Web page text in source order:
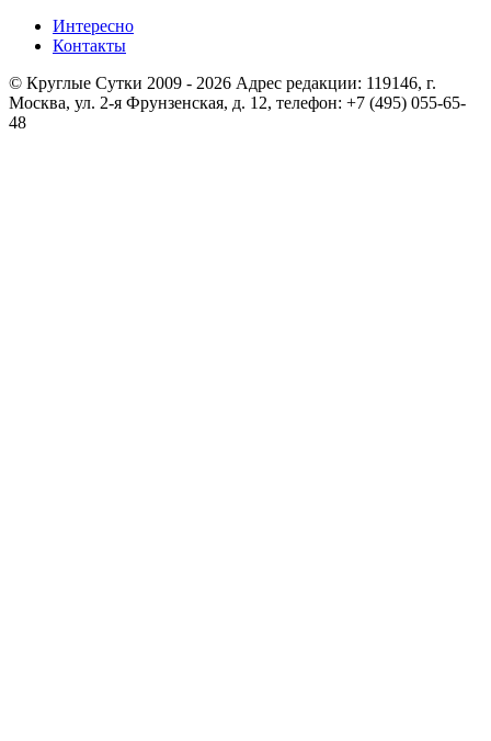
Интересно
Контакты
© Круглые Сутки 2009 - 2026 Адрес редакции: 119146, г.
Москва, ул. 2-я Фрунзенская, д. 12, телефон: +7 (495) 055-65-
48